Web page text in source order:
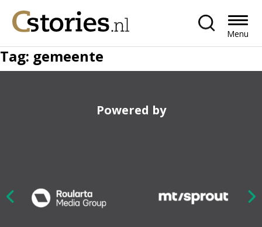
Menu
Tag: gemeente
Powered by